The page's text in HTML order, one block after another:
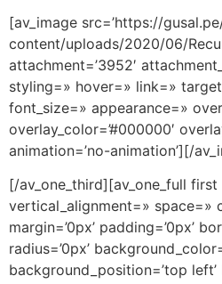
[av_image src=’https://
content/uploads/2020/06/
attachment=’3952′
styling=» hover=» link=»
font_size=» appearance=»
overlay_color=’#000000′
animation=’no-animation’][/
[/av_one_third][av_one_full first
vertical_alignment=» space=»
margin=’0px’ padding=’0px’
radius=’0px’
background_position=’top